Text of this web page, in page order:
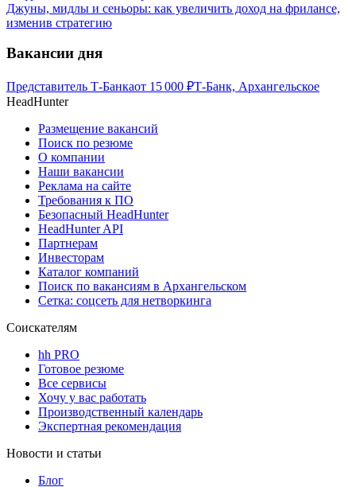
Джуны, мидлы и сеньоры: как увеличить доход на фрилансе,
изменив стратегию
Вакансии дня
Представитель Т-Банкаот 15 000 ₽Т-Банк, Архангельское
HeadHunter
Размещение вакансий
Поиск по резюме
О компании
Наши вакансии
Реклама на сайте
Требования к ПО
Безопасный HeadHunter
HeadHunter API
Партнерам
Инвесторам
Каталог компаний
Поиск по вакансиям в Архангельском
Сетка: соцсеть для нетворкинга
Соискателям
hh PRO
Готовое резюме
Все сервисы
Хочу у вас работать
Производственный календарь
Экспертная рекомендация
Новости и статьи
Блог